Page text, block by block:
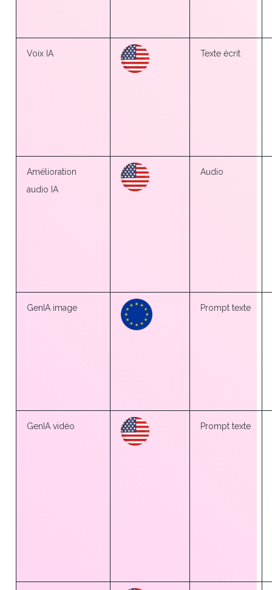
Voix IA Texte écrit
Amélioration
audio IA
Audio
GenIA image Prompt texte
GenIA vidéo Prompt texte